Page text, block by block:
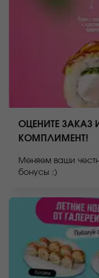
ОЦЕНИТЕ ЗАКАЗ
КОМПЛИМЕНТ!
Меняем ваши
бонусы :)